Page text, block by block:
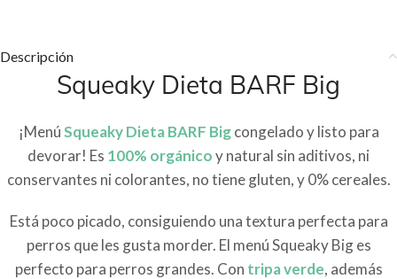
Descripción
Squeaky Dieta BARF Big
¡MenúSqueaky Dieta BARF Bigcongelado y listo para
devorar! Es 100% orgánicoy natural sin aditivos, ni
conservantes ni colorantes, no tiene gluten, y 0% cereales.
Está poco picado, consiguiendo una textura perfecta para
perros que les gusta morder. El menú Squeaky Big es
perfecto para perros grandes. Con tripa verde, además